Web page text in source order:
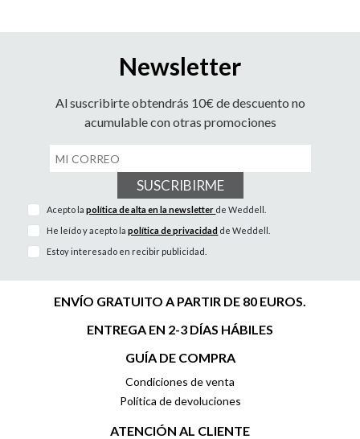
Newsletter
Al suscribirte obtendrás 10€ de descuento no
acumulable con otras promociones
SUSCRIBIRME
Acepto lapolítica de alta en la newsletter de Weddell.
He leído y acepto lapolítica de privacidad de Weddell.
Estoy interesado en recibir publicidad.
ENVÍO GRATUITO A PARTIR DE 80 EUROS.
ENTREGA EN 2-3 DÍAS HÁBILES
GUÍA DE COMPRA
Condiciones de venta
Política de devoluciones
ATENCIÓN AL CLIENTE